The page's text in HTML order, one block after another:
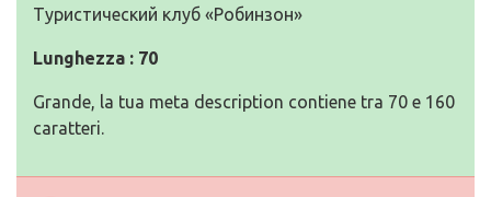
Туристический клуб «Робинзон»
Lunghezza : 70
Grande, la tua meta description contiene tra 70 e 160
caratteri.